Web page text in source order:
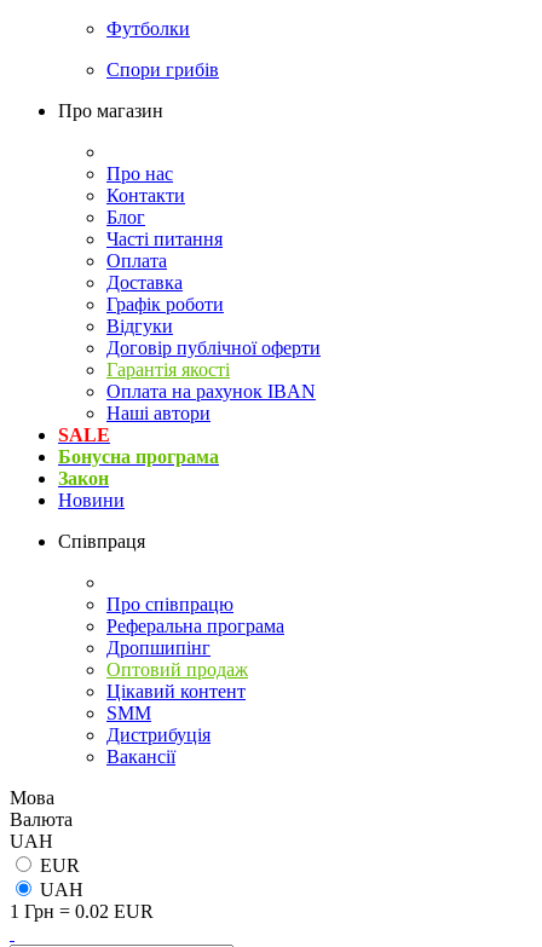
Футболки
Спори грибів
Про магазин
Про нас
Контакти
Блог
Часті питання
Оплата
Доставка
Графік роботи
Відгуки
Договір публічної оферти
Гарантія якості
Оплата на рахунок IBAN
Наші автори
SALE
Бонусна програма
Закон
Новини
Співпраця
Про співпрацю
Реферальна програма
Дропшипінг
Оптовий продаж
Цікавий контент
SMM
Дистрибуція
Вакансії
Мова
Валюта
UAH
EUR
UAH
1 Грн = 0.02 EUR